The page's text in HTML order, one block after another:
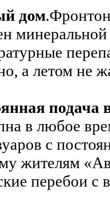
дом
а летом не
подача
в любое
с
жителям
перебои с